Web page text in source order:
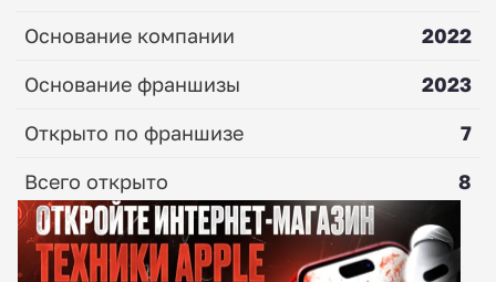
Основание компании
2022
Основание франшизы
2023
Открыто по франшизе
7
Всего открыто
8